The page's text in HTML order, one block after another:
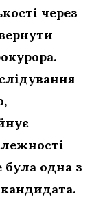
через
була одна з